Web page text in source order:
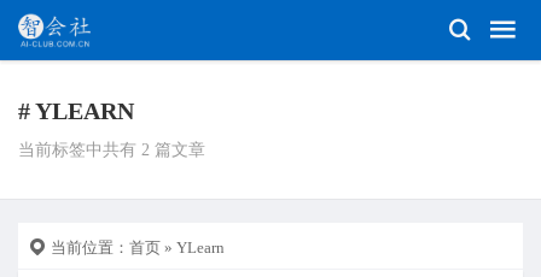
# YLEARN
当前标签中共有 2 篇文章
当前位置： 首页 » YLearn